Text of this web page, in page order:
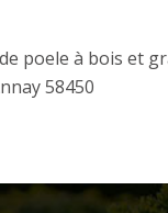
poele à bois et
58450